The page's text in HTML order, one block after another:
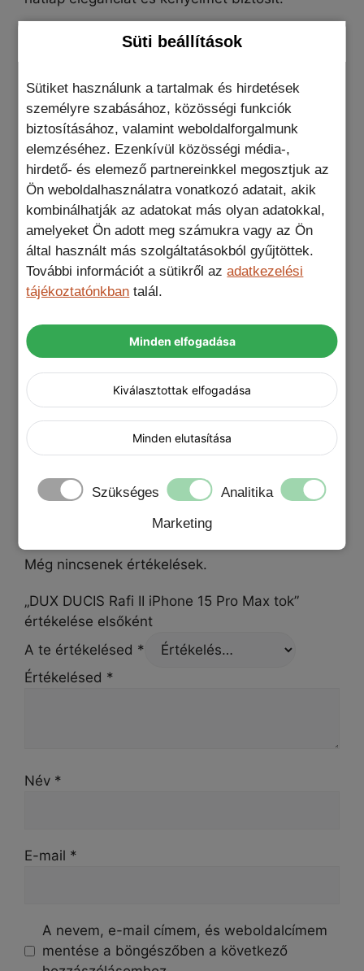
Süti beállítások
Sütiket használunk a tartalmak és hirdetések
személyre szabásához, közösségi funkciók
biztosításához, valamint weboldalforgalmunk
elemzéséhez. Ezenkívül közösségi média-,
hirdető- és elemező partnereinkkel megosztjuk az
Ön weboldalhasználatra vonatkozó adatait, akik
kombinálhatják az adatokat más olyan adatokkal,
amelyeket Ön adott meg számukra vagy az Ön
által használt más szolgáltatásokból gyűjtöttek.
További információt a sütikről azadatkezelési
tájékoztatónkban talál.
Minden elfogadása
Kiválasztottak elfogadása
Minden elutasítása
Szükséges
Analitika
Marketing
Modell:Dux Ducis Rafi II Mag
Anyag:polikarbonát (PC) +thermoplastic
polyurethane ( TPU)+ műbőr (PU)
Két zseb: ebből 1RAFID zárral
Állítható állvány:135°, függőleges és
vízszintes
Kompatibilitás: MagSafe-kompatibilis lapos
töltők, nem támogatják a MagSafe-
kompatibilis tartókat
További információk
Ajándék termék
Blue Star PD fali töltő, Lightning USB-C kábel,
Nem kérek ajándékot, Protector 9H
Értékelések
Még nincsenek értékelések.
„DUX DUCIS Rafi II iPhone 15 Pro Max tok”
értékelése elsőként
A te értékelésed *
Értékelésed *
Név *
E-mail *
A nevem, e-mail címem, és weboldalcímem
mentése a böngészőben a következő